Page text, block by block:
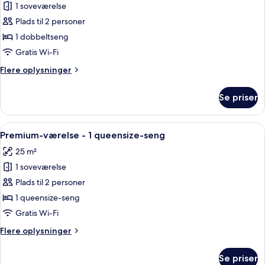
af
Standardværelse
-
1
1 soveværelse
Plads til 2 personer
1 dobbeltseng
Gratis Wi-Fi
Flere oplysninger
Flere
-
dobbeltseng
Se priser
Indlæs
alle
billeder
af
Premium-
værelse
-
queensize-
Et hotelværelse med et mønstret
3
Premium-værelse - 1 queensize-seng
25 m²
1 soveværelse
Plads til 2 personer
1 queensize-seng
Gratis Wi-Fi
Flere oplysninger
Flere
Se priser